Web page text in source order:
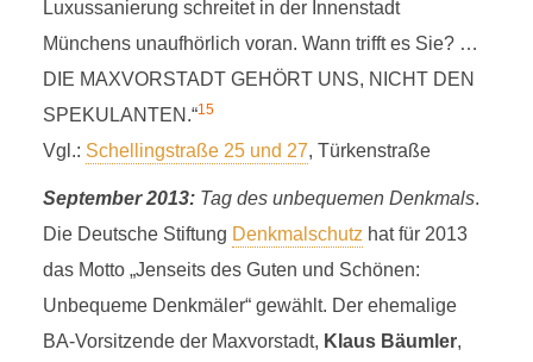
Luxussanierung schreitet in der Innenstadt
Münchens unaufhörlich voran. Wann trifft es Sie? …
DIE MAXVORSTADT GEHÖRT UNS, NICHT DEN
SPEKULANTEN.“15
Vgl.: Schellingstraße 25 und 27, Türkenstraße
September 2013:Tag des unbequemen Denkmals.
Die Deutsche Stiftung Denkmalschutz hat für 2013
das Motto „Jenseits des Guten und Schönen:
Unbequeme Denkmäler“ gewählt. Der ehemalige
BA-Vorsitzende der Maxvorstadt, Klaus Bäumler,